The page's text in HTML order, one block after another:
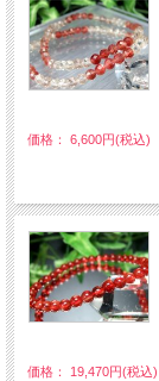
価格： 6,600円(税込)
価格： 19,470円(税込)